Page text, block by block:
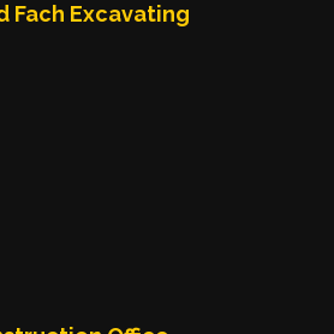
Fach Excavating